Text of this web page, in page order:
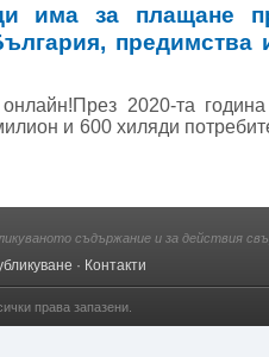
има за плащане
предимства
2020-та
и 600 хиляди
съдържание и за действия
· Контакти
права запазени.